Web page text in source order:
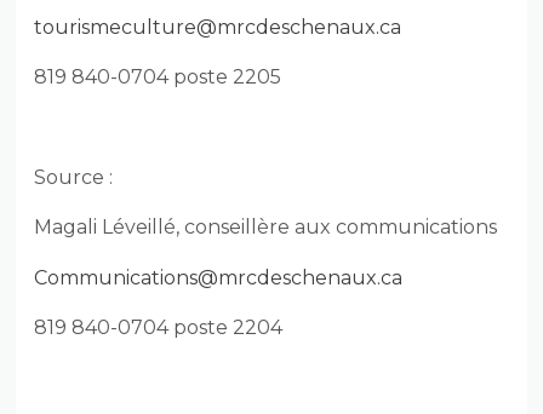
tourismeculture@mrcdeschenaux.ca
819 840-0704 poste 2205
Source :
Magali Léveillé, conseillère aux communications
Communications@mrcdeschenaux.ca
819 840-0704 poste 2204